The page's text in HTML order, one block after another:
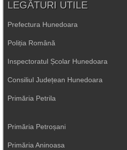
LEGĂTURI UTILE
Prefectura Hunedoara
Poliția Română
Inspectoratul Școlar Hunedoara
Consiliul Județean Hunedoara
Primăria Petrila
Primăria Petroșani
Primăria Aninoasa